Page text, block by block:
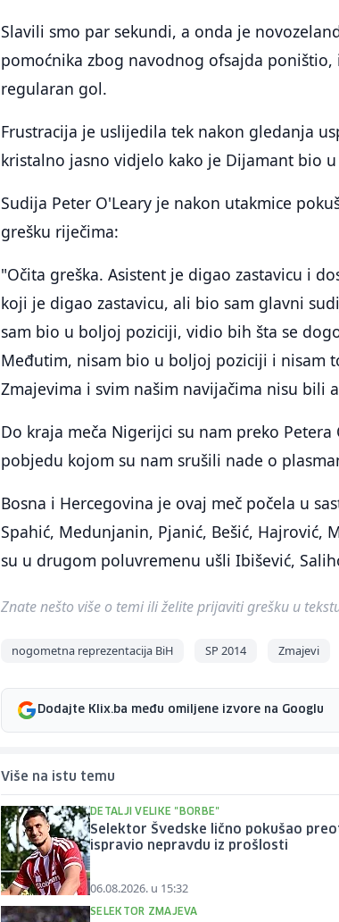
Slavili smo par sekundi, a onda je
pomoćnika zbog navodnog ofsajda poništio,
regularan gol.
Frustracija je uslijedila tek nakon gledanja
kristalno jasno vidjelo kako je Dijamant bio
Sudija Peter O'Leary je nakon utakmice
grešku riječima:
"Očita greška. Asistent je digao zastavicu i
koji je digao zastavicu, ali bio sam glavni
sam bio u boljoj poziciji, vidio bih šta se
Međutim, nisam bio u boljoj poziciji i nisam
Zmajevima i svim našim navijačima nisu bili
Do kraja meča Nigerijci su nam preko
pobjedu kojom su nam srušili nade o
Bosna i Hercegovina je ovaj meč počela u
Spahić, Medunjanin, Pjanić, Bešić, Hajrović,
su u drugom poluvremenu ušli Ibišević,
Znate nešto više o temi ili želite prijaviti grešku u
nogometna reprezentacija BiH SP 2014 Zmajevi
Dodajte Klix.ba među omiljene izvore na Googlu
Više na istu temu
DETALJI VELIKE "BORBE"
Selektor Švedske lično pokušao
ispravio nepravdu iz prošlosti
06.08.2026. u 15:32
SELEKTOR ZMAJEVA